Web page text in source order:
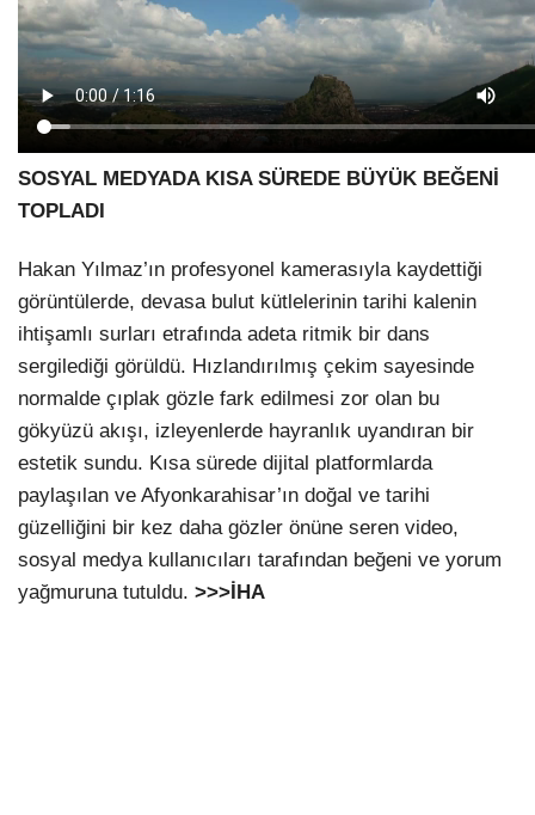
SOSYAL MEDYADA KISA SÜREDE BÜYÜK BEĞENİ
TOPLADI
Hakan Yılmaz’ın profesyonel kamerasıyla kaydettiği
görüntülerde, devasa bulut kütlelerinin tarihi kalenin
ihtişamlı surları etrafında adeta ritmik bir dans
sergilediği görüldü. Hızlandırılmış çekim sayesinde
normalde çıplak gözle fark edilmesi zor olan bu
gökyüzü akışı, izleyenlerde hayranlık uyandıran bir
estetik sundu. Kısa sürede dijital platformlarda
paylaşılan ve Afyonkarahisar’ın doğal ve tarihi
güzelliğini bir kez daha gözler önüne seren video,
sosyal medya kullanıcıları tarafından beğeni ve yorum
yağmuruna tutuldu. >>>İHA